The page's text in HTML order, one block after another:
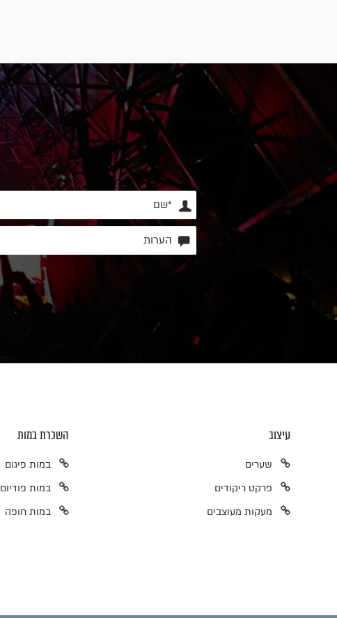
עיצוב
שערים
פרקט ריקודים
מעקות מעוצבים
השכרת במות
במות פיגום
במות פודיום
במות חופה